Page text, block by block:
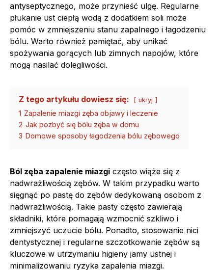
antyseptycznego, może przynieść ulgę. Regularne
płukanie ust ciepłą wodą z dodatkiem soli może
pomóc w zmniejszeniu stanu zapalnego i łagodzeniu
bólu. Warto również pamiętać, aby unikać
spożywania gorących lub zimnych napojów, które
mogą nasilać dolegliwości.
Z tego artykułu dowiesz się: ukryj
1 Zapalenie miazgi zęba objawy i leczenie
2 Jak pozbyć się bólu zęba w domu
3 Domowe sposoby łagodzenia bólu zębowego
Ból zęba zapalenie miazgi często wiąże się z
nadwrażliwością zębów. W takim przypadku warto
sięgnąć po pastę do zębów dedykowaną osobom z
nadwrażliwością. Takie pasty często zawierają
składniki, które pomagają wzmocnić szkliwo i
zmniejszyć uczucie bólu. Ponadto, stosowanie nici
dentystycznej i regularne szczotkowanie zębów są
kluczowe w utrzymaniu higieny jamy ustnej i
minimalizowaniu ryzyka zapalenia miazgi.